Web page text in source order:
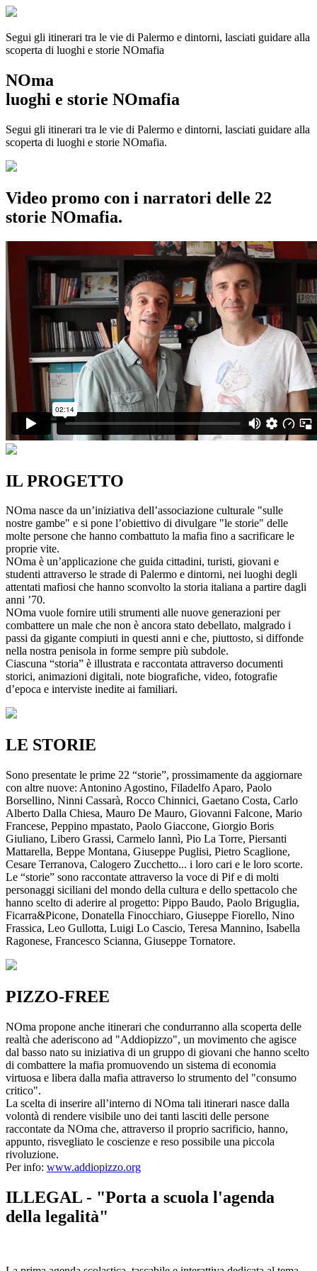
Segui gli itinerari tra le vie di Palermo e dintorni, lasciati guidare alla
scoperta di luoghi e storie NOmafia
NOma
luoghi e storie NOmafia
Segui gli itinerari tra le vie di Palermo e dintorni, lasciati guidare alla
scoperta di luoghi e storie NOmafia.
Video promo con i narratori delle 22
storie NOmafia.
IL PROGETTO
NOma nasce da un’iniziativa dell’associazione culturale "sulle
nostre gambe" e si pone l’obiettivo di divulgare "le storie" delle
molte persone che hanno combattuto la mafia fino a sacrificare le
proprie vite.
NOma è un’applicazione che guida cittadini, turisti, giovani e
studenti attraverso le strade di Palermo e dintorni, nei luoghi degli
attentati mafiosi che hanno sconvolto la storia italiana a partire dagli
anni ’70.
NOma vuole fornire utili strumenti alle nuove generazioni per
combattere un male che non è ancora stato debellato, malgrado i
passi da gigante compiuti in questi anni e che, piuttosto, si diffonde
nella nostra penisola in forme sempre più subdole.
Ciascuna “storia” è illustrata e raccontata attraverso documenti
storici, animazioni digitali, note biografiche, video, fotografie
d’epoca e interviste inedite ai familiari.
LE STORIE
Sono presentate le prime 22 “storie”, prossimamente da aggiornare
con altre nuove: Antonino Agostino, Filadelfo Aparo, Paolo
Borsellino, Ninni Cassarà, Rocco Chinnici, Gaetano Costa, Carlo
Alberto Dalla Chiesa, Mauro De Mauro, Giovanni Falcone, Mario
Francese, Peppino mpastato, Paolo Giaccone, Giorgio Boris
Giuliano, Libero Grassi, Carmelo Iannì, Pio La Torre, Piersanti
Mattarella, Beppe Montana, Giuseppe Puglisi, Pietro Scaglione,
Cesare Terranova, Calogero Zucchetto... i loro cari e le loro scorte.
Le “storie” sono raccontate attraverso la voce di Pif e di molti
personaggi siciliani del mondo della cultura e dello spettacolo che
hanno scelto di aderire al progetto: Pippo Baudo, Paolo Briguglia,
Ficarra&Picone, Donatella Finocchiaro, Giuseppe Fiorello, Nino
Frassica, Leo Gullotta, Luigi Lo Cascio, Teresa Mannino, Isabella
Ragonese, Francesco Scianna, Giuseppe Tornatore.
PIZZO-FREE
NOma propone anche itinerari che condurranno alla scoperta delle
realtà che aderiscono ad "Addiopizzo", un movimento che agisce
dal basso nato su iniziativa di un gruppo di giovani che hanno scelto
di combattere la mafia promuovendo un sistema di economia
virtuosa e libera dalla mafia attraverso lo strumento del "consumo
critico".
La scelta di inserire all’interno di NOma tali itinerari nasce dalla
volontà di rendere visibile uno dei tanti lasciti delle persone
raccontate da NOma che, attraverso il proprio sacrificio, hanno,
appunto, risvegliato le coscienze e reso possibile una piccola
rivoluzione.
Per info: www.addiopizzo.org
ILLEGAL - "Porta a scuola l'agenda
della legalità"